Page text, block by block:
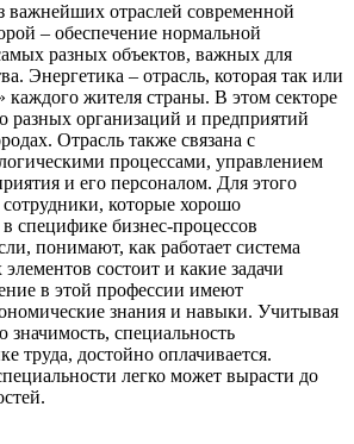
важнейших отраслей современной
– обеспечение нормальной
разных объектов, важных для
Энергетика – отрасль, которая так или
каждого жителя страны. В этом секторе
разных организаций и предприятий
Отрасль также связана с
процессами, управлением
и его персоналом. Для этого
которые хорошо
специфике бизнес-процессов
понимают, как работает система
состоит и какие задачи
в этой профессии имеют
знания и навыки. Учитывая
специальность
труда, достойно оплачивается.
легко может вырасти до